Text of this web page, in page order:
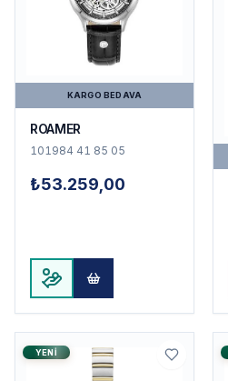
KARGO BEDAVA
ROAMER
101984 41 85 05
₺53.259,00
YENI